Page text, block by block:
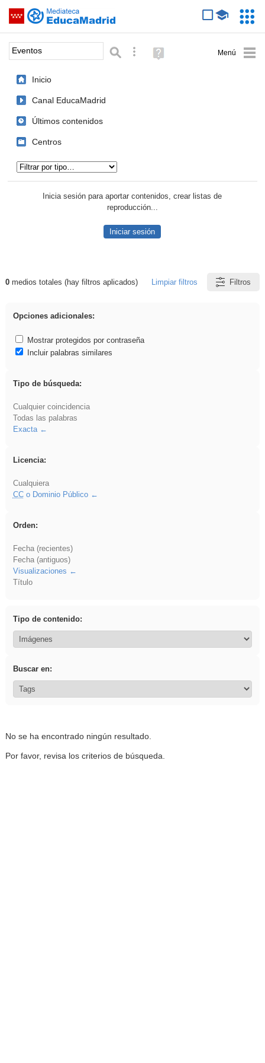
Saltar navegación
Palabra o frase: Búsqueda avanzada
Ayuda
(en
Inicio
Canal EducaMadrid
Últimos contenidos
Centros
Inicia sesión para aportar contenidos, crear listas de
reproducción...
Iniciar sesión
Resultados de: Eventos
0medios totales (hay filtros aplicados) Limpiar filtros Filtros
Opciones adicionales:
Mostrar protegidos por contraseña
Incluir palabras similares
Tipo de búsqueda:
Cualquier coincidencia
Todas las palabras
Exacta
Licencia:
Cualquiera
CCo Dominio Público
Orden:
Fecha (recientes)
Fecha (antiguos)
Visualizaciones
Título
Tipo de contenido:
Buscar en:
No se ha encontrado ningún resultado.
Por favor, revisa los criterios de búsqueda.